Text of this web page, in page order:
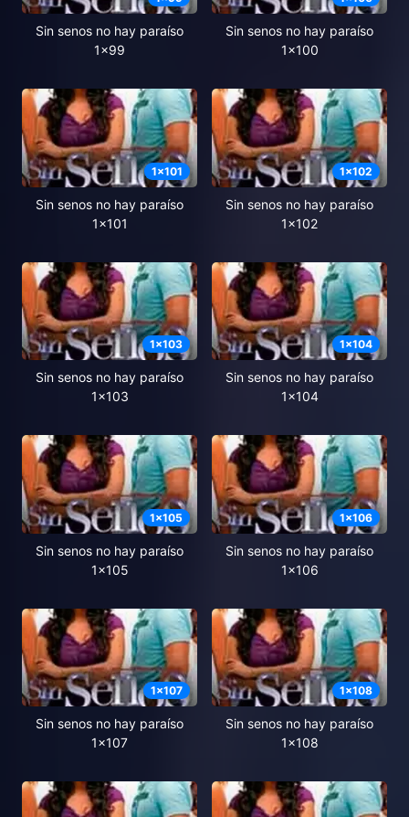
Sin senos no hay paraíso
1x99
Sin senos no hay paraíso
1x100
1x101
Sin senos no hay paraíso
1x101
1x102
Sin senos no hay paraíso
1x102
1x103
Sin senos no hay paraíso
1x103
1x104
Sin senos no hay paraíso
1x104
1x105
Sin senos no hay paraíso
1x105
1x106
Sin senos no hay paraíso
1x106
1x107
Sin senos no hay paraíso
1x107
1x108
Sin senos no hay paraíso
1x108